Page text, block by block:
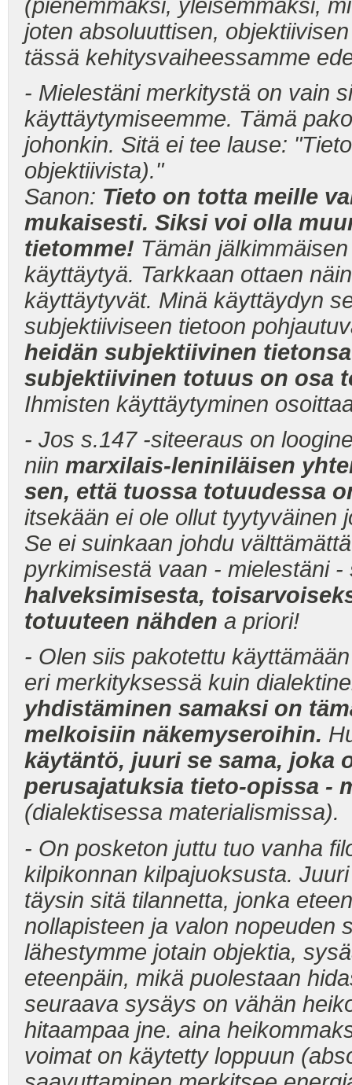
(pienemmäksi, yleisemmäksi,
joten absoluuttisen,
tässä kehitysvaiheessamme
- Mielestäni merkitystä on vain
käyttäytymiseemme. Tämä
johonkin. Sitä ei tee lause:
objektiivista)."
Sanon: Tieto on totta meille
mukaisesti. Siksi voi olla
tietomme! Tämän
käyttäytyä. Tarkkaan ottaen
käyttäytyvät. Minä käyttäydyn
subjektiiviseen tietoon
heidän subjektiivinen
subjektiivinen totuus on osa
Ihmisten käyttäytyminen
- Jos s.147 -siteeraus on
niin marxilais-leniniläisen
sen, että tuossa totuudessa
itsekään ei ole ollut tyytyväinen
Se ei suinkaan johdu
pyrkimisestä vaan - mielestäni -
halveksimisesta,
totuuteen nähden a priori!
- Olen siis pakotettu
eri merkityksessä kuin
yhdistäminen samaksi on
melkoisiin näkemyseroihin.
käytäntö, juuri se sama, joka
perusajatuksia tieto-opissa -
(dialektisessa materialismissa).
- On posketon juttu tuo vanha
kilpikonnan kilpajuoksusta.
täysin sitä tilannetta, jonka
nollapisteen ja valon nopeuden
lähestymme jotain objektia,
eteenpäin, mikä puolestaan
seuraava sysäys on vähän
hitaampaa jne. aina
voimat on käytetty loppuun